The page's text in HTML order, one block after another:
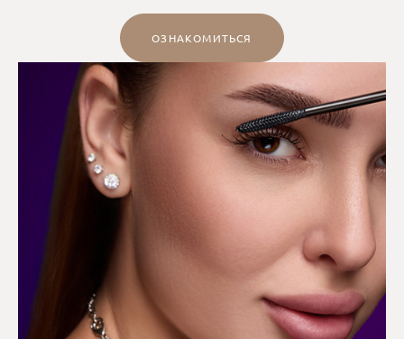
ОЗНАКОМИТЬСЯ